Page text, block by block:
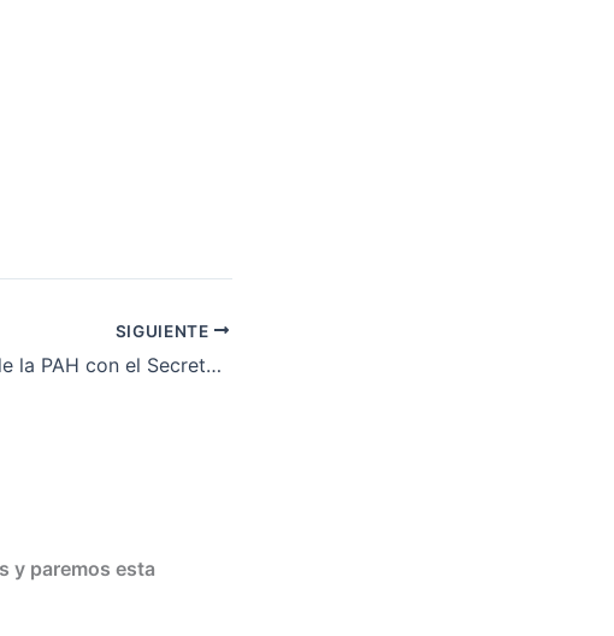
SIGUIENTE
Reunión de la PAH con el Secretario General de Vivienda, David Lucas
y paremos esta